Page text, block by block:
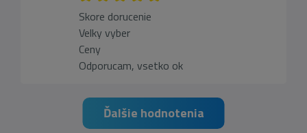
Skore dorucenie
Velky vyber
Ceny
Odporucam, vsetko ok
Ďalšie hodnotenia